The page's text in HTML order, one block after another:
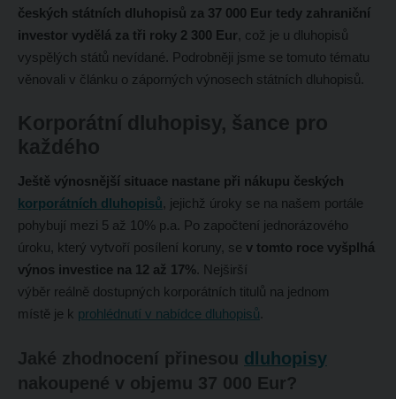
českých státních dluhopisů za 37 000 Eur tedy zahraniční
investor vydělá za tři roky 2 300 Eur, což je u dluhopisů
vyspělých států nevídané. Podrobněji jsme se tomuto tématu
věnovali v článku o záporných výnosech státních dluhopisů.
Korporátní dluhopisy, šance pro
každého
Ještě výnosnější situace nastane při nákupu českých
korporátních dluhopisů, jejichž úroky se na našem portále
pohybují mezi 5 až 10% p.a. Po započtení jednorázového
úroku, který vytvoří posílení koruny, se v tomto roce vyšplhá
výnos investice na 12 až 17%. Nejširší
výběr reálně dostupných korporátních titulů na jednom
místě je k prohlédnutí v nabídce dluhopisů.
Jaké zhodnocení přinesou dluhopisy
nakoupené v objemu 37 000 Eur?